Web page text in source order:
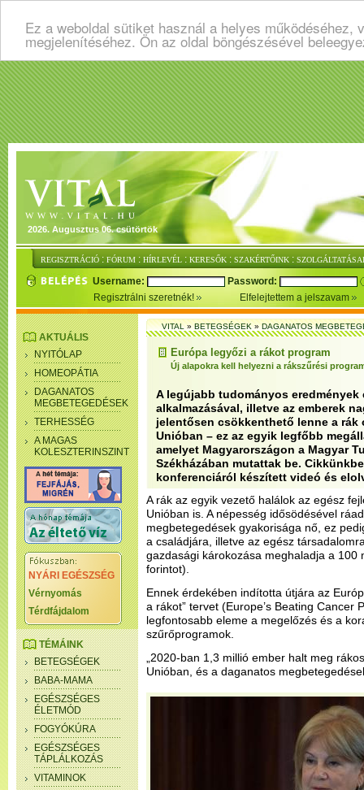
Ez a weboldal sütiket használ a helyes
megjelenítéséhez. Ön az oldal böngészésével
2026. Augusztus 06. csütörtök
REGISZTRÁCIÓ : FÓRUM : HÍRLEVÉL : KERESŐK : SZAKÉRTŐINK :
Username:
Password:
Regisztrálni szeretnék!
Elfelejtettem a jelszavam
AKTUÁLIS
NYITÓLAP
HOMEOPÁTIA
DAGANATOS
MEGBETEGEDÉSEK
TERHESSÉG
A MAGAS
KOLESZTERINSZINT
NYÁRI EGÉSZSÉG
Vérnyomás
Térdfájdalom
TÉMÁINK
BETEGSÉGEK
BABA-MAMA
EGÉSZSÉGES
ÉLETMÓD
FOGYÓKÚRA
EGÉSZSÉGES
TÁPLÁLKOZÁS
VITAMINOK
VITAL»BETEGSÉGEK»DAGANATOS
Európa legyőzi a rákot program
Új alapokra kell helyezni a rákszűrési
A legújabb tudományos
alkalmazásával, illetve az emberek
jelentősen csökkenthető lenne a rák
Unióban – ez az egyik legfőbb
amelyet Magyarországon a Magyar
Székházában mutattak be.
konferenciáról készített videó és
A rák az egyik vezető halálok az egész
Unióban is. A népesség idősödésével
megbetegedések gyakorisága nő, ez
a családjára, illetve az egész
gazdasági károkozása meghaladja a 100
forintot).
Ennek érdekében indította útjára az
a rákot” tervet (Europe’s Beating Cancer
legfontosabb eleme a megelőzés és a
szűrőprogramok.
„2020-ban 1,3 millió ember halt meg
Unióban, és a daganatos